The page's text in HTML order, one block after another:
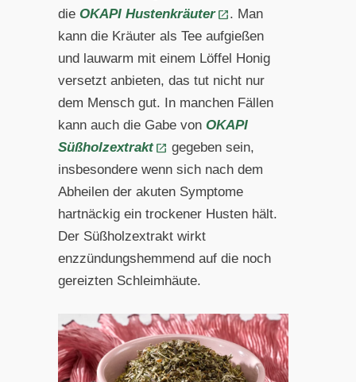
die OKAPI Hustenkräuter
. Man
kann die Kräuter als Tee aufgießen
und lauwarm mit einem Löffel Honig
versetzt anbieten, das tut nicht nur
dem Mensch gut. In manchen Fällen
kann auch die Gabe von OKAPI
Süßholzextrakt
gegeben sein,
insbesondere wenn sich nach dem
Abheilen der akuten Symptome
hartnäckig ein trockener Husten hält.
Der Süßholzextrakt wirkt
enzzündungshemmend auf die noch
gereizten Schleimhäute.